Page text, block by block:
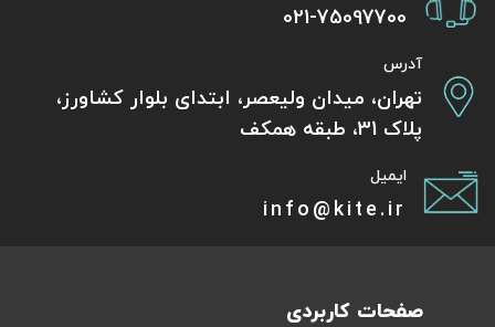
021-75097700
آدرس
تهران، میدان ولیعصر، ابتدای بلوار کشاورز،
پلاک 31، طبقه همکف
ایمیل
info@kite.ir
صفحات کاربردی